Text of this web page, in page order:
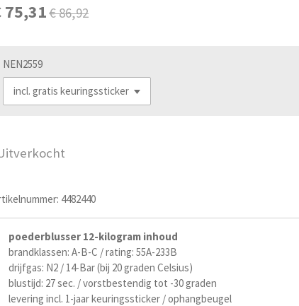
75,31€ 86,92
NEN2559
4482440
poederblusser 12-kilogram inhoud
brandklassen: A-B-C /rating: 55A-233B
drijfgas: N2 / 14-Bar (bij 20 graden Celsius)
blustijd: 27 sec. /vorstbestendig tot -30 graden
levering incl. 1-jaar keuringssticker / ophangbeugel